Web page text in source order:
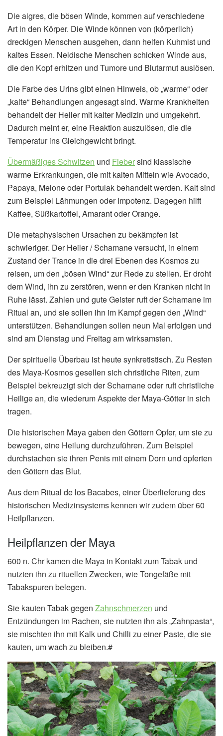
Die aigres, die bösen Winde, kommen auf verschiedene
Art in den Körper. Die Winde können von (körperlich)
dreckigen Menschen ausgehen, dann helfen Kuhmist und
kaltes Essen. Neidische Menschen schicken Winde aus,
die den Kopf erhitzen und Tumore und Blutarmut auslösen.
Die Farbe des Urins gibt einen Hinweis, ob „warme“ oder
„kalte“ Behandlungen angesagt sind. Warme Krankheiten
behandelt der Heiler mit kalter Medizin und umgekehrt.
Dadurch meint er, eine Reaktion auszulösen, die die
Temperatur ins Gleichgewicht bringt.
Übermäßiges Schwitzen und Fiebersind klassische
warme Erkrankungen, die mit kalten Mitteln wie Avocado,
Papaya, Melone oder Portulak behandelt werden. Kalt sind
zum Beispiel Lähmungen oder Impotenz. Dagegen hilft
Kaffee, Süßkartoffel, Amarant oder Orange.
Die metaphysischen Ursachen zu bekämpfen ist
schwieriger. Der Heiler / Schamane versucht, in einem
Zustand der Trance in die drei Ebenen des Kosmos zu
reisen, um den „bösen Wind“ zur Rede zu stellen. Er droht
dem Wind, ihn zu zerstören, wenn er den Kranken nicht in
Ruhe lässt. Zahlen und gute Geister ruft der Schamane im
Ritual an, und sie sollen ihn im Kampf gegen den „Wind“
unterstützen. Behandlungen sollen neun Mal erfolgen und
sind am Dienstag und Freitag am wirksamsten.
Der spirituelle Überbau ist heute synkretistisch. Zu Resten
des Maya-Kosmos gesellen sich christliche Riten, zum
Beispiel bekreuzigt sich der Schamane oder ruft christliche
Heilige an, die wiederum Aspekte der Maya-Götter in sich
tragen.
Die historischen Maya gaben den Göttern Opfer, um sie zu
bewegen, eine Heilung durchzuführen. Zum Beispiel
durchstachen sie ihren Penis mit einem Dorn und opferten
den Göttern das Blut.
Aus dem Ritual de los Bacabes, einer Überlieferung des
historischen Medizinsystems kennen wir zudem über 60
Heilpflanzen.
Heilpflanzen der Maya
600 n. Chr kamen die Maya in Kontakt zum Tabak und
nutzten ihn zu rituellen Zwecken, wie Tongefäße mit
Tabakspuren belegen.
Sie kauten Tabak gegen Zahnschmerzen und
Entzündungen im Rachen, sie nutzten ihn als „Zahnpasta“,
sie mischten ihn mit Kalk und Chilli zu einer Paste, die sie
kauten, um wach zu bleiben.#